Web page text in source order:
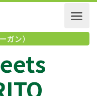
ーガン）